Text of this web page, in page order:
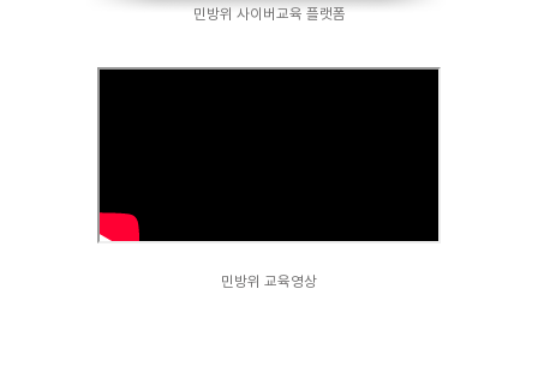
민방위 사이버교육 플랫폼
민방위 교육영상